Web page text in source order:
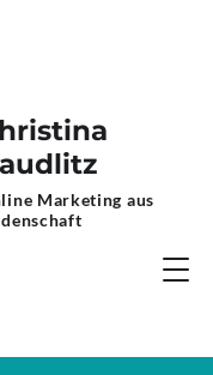
Marketing aus